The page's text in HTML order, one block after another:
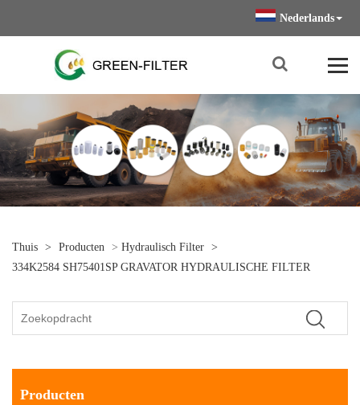
Nederlands
Thuis > Producten > Hydraulisch Filter >
334K2584 SH75401SP GRAVATOR HYDRAULISCHE FILTER
Producten